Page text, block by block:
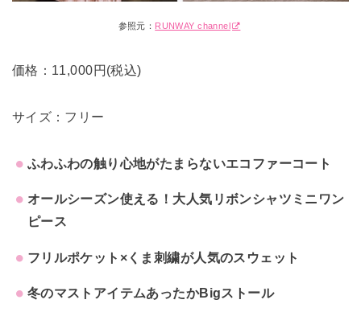
参照元： RUNWAY channel
価格：11,000円(税込)
サイズ：フリー
ふわふわの触り心地がたまらないエコファーコート
オールシーズン使える！大人気リボンシャツミニワン
ピース
フリルポケット×くま刺繍が人気のスウェット
冬のマストアイテムあったかBigストール